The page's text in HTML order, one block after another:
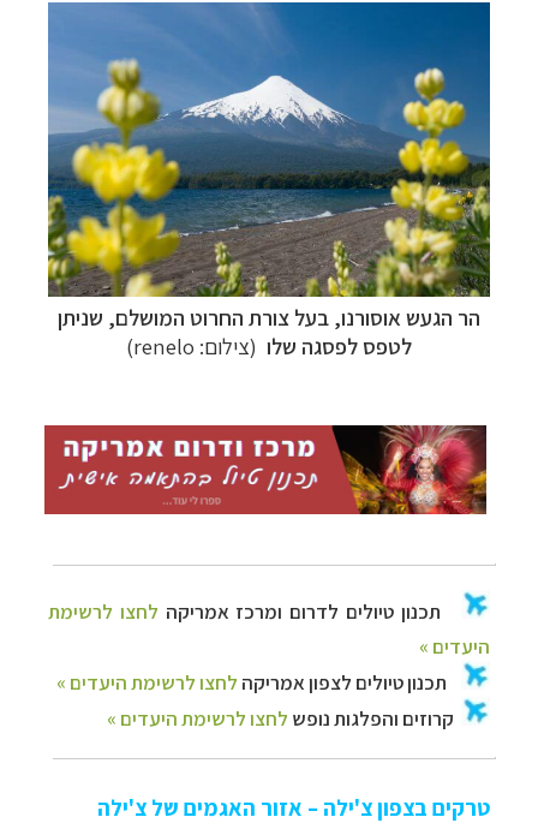
הר הגעש אוסורנו, בעל צורת החרוט המושלם, שניתן
לטפס לפסגה שלו (צילום: renelo) תכנוןטיולים לדרום ומרכז אמריקה לחצו לרשימת
קרוזים והפלגות נופשלחצו לרשימת היעדים »
טרקים בצפון צ'ילה – אזור האגמים של צ'ילה